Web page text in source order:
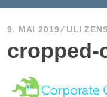
9. MAI 2019 ULI
cropped-